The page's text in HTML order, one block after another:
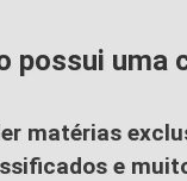
possui uma
matérias
e